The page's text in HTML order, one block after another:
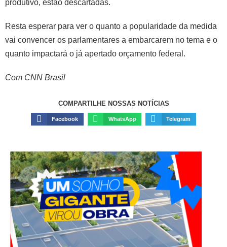
produtivo, estão descartadas.
Resta esperar para ver o quanto a popularidade da medida
vai convencer os parlamentares a embarcarem no tema e o
quanto impactará o já apertado orçamento federal.
Com CNN Brasil
COMPARTILHE NOSSAS NOTÍCIAS
Facebook WhatsApp Telegram